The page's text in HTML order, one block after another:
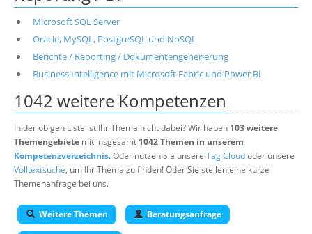
Microsoft SQL Server
Oracle, MySQL, PostgreSQL und NoSQL
Berichte / Reporting / Dokumentengenerierung
Business Intelligence mit Microsoft Fabric und Power BI
1042 weitere Kompetenzen
In der obigen Liste ist Ihr Thema nicht dabei? Wir haben 103 weitere
Themengebiete mit insgesamt 1042 Themen in unserem
Kompetenzverzeichnis. Oder nutzen Sie unsere Tag Cloudoder unsere
Volltextsuche, um Ihr Thema zu finden! Oder Sie stellen eine kurze
Themenanfrage bei uns.
Weitere Themen Beratungsanfrage